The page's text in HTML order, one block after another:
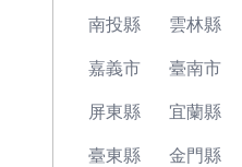
南投縣 雲林縣
嘉義市 臺南市
屏東縣 宜蘭縣
臺東縣 金門縣